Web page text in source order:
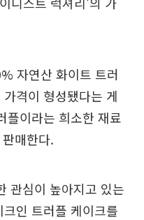
자연산 화이트 트러
격이 형성됐다는 게
플이라는 희소한 재료
매한다.
관심이 높아지고 있는
인 트러플 케이크를